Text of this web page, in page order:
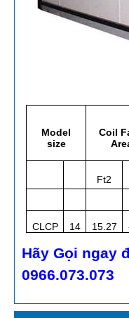
Model
size
Coil
Ft2
CLCP 14 15.27
Hãy Gọi ngay
0966.073.073